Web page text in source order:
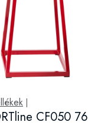
CF050